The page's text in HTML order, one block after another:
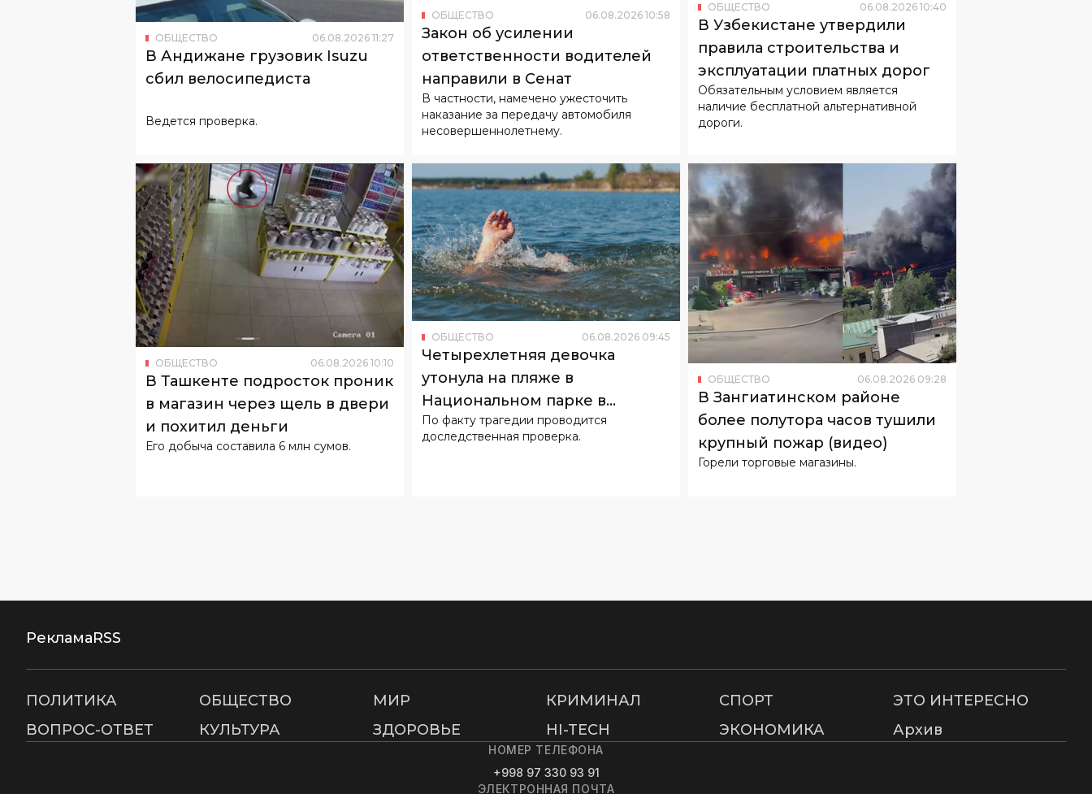
ОБЩЕСТВО 06.08.2026 11:27
В Андижане грузовик Isuzu
сбил велосипедиста
Ведется проверка.
ОБЩЕСТВО 06.08.2026 10:58
Закон об усилении
ответственности водителей
направили в Сенат
В частности, намечено ужесточить
наказание за передачу автомобиля
несовершеннолетнему.
ОБЩЕСТВО 06.08.2026 10:40
В Узбекистане утвердили
правила строительства и
эксплуатации платных дорог
Обязательным условием является
наличие бесплатной альтернативной
дороги.
ОБЩЕСТВО 06.08.2026 10:10
В Ташкенте подросток проник
в магазин через щель в двери
и похитил деньги
Его добыча составила 6 млн сумов.
ОБЩЕСТВО 06.08.2026 09:45
Четырехлетняя девочка
утонула на пляже в
Национальном парке в
Ташкенте
По факту трагедии проводится
доследственная проверка.
ОБЩЕСТВО 06.08.2026 09:28
В Зангиатинском районе
более полутора часов тушили
крупный пожар (видео)
Горели торговые магазины.
РекламаRSS
ПОЛИТИКА ОБЩЕСТВО МИР КРИМИНАЛ СПОРТ
ЭТО ИНТЕРЕСНО
ВОПРОС-ОТВЕТ
КУЛЬТУРА ЗДОРОВЬЕ HI-TECH ЭКОНОМИКА Архив
НОМЕР ТЕЛЕФОНА
+998 97 330 93 91
ЭЛЕКТРОННАЯ ПОЧТА